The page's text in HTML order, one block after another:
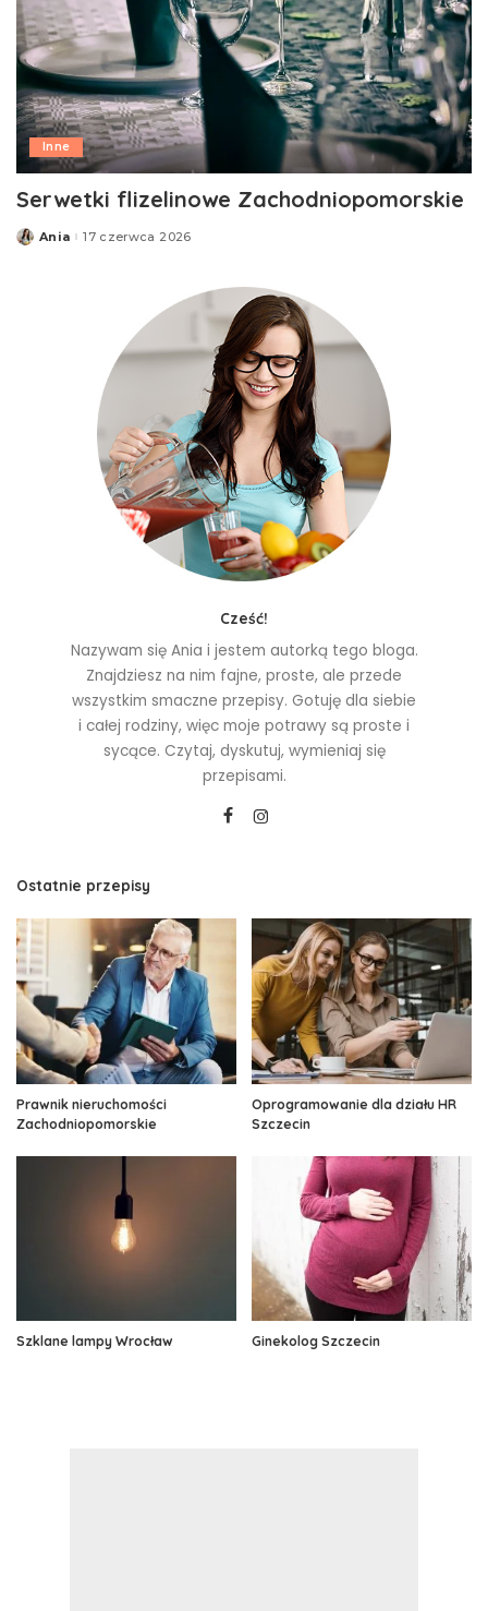
Inne
Serwetki flizelinowe Zachodniopomorskie
Posted
Ania 17 czerwca 2026
Cześć!
Nazywam się Ania i jestem autorką tego bloga.
Znajdziesz na nim fajne, proste, ale przede
wszystkim smaczne przepisy. Gotuję dla siebie
i całej rodziny, więc moje potrawy są proste i
sycące. Czytaj, dyskutuj, wymieniaj się
przepisami.
Ostatnie przepisy
Prawnik nieruchomości
Zachodniopomorskie
Oprogramowanie dla działu HR
Szczecin
Szklane lampy Wrocław Ginekolog Szczecin